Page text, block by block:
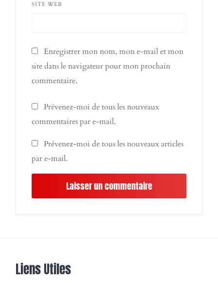
SITE WEB
Enregistrer mon nom, mon e-mail et mon
site dans le navigateur pour mon prochain
commentaire.
Prévenez-moi de tous les nouveaux
commentaires par e-mail.
Prévenez-moi de tous les nouveaux articles
par e-mail.
Liens Utiles